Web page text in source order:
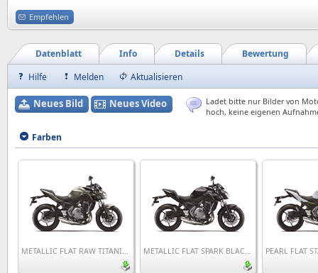
Empfehlen
Bewertung
Details
Info
Datenblatt
Hilfe
Melden Aktualisieren
Neues Bild Neues Video
Ladet bitte nur Bilder von
hoch, keine eigenen
Farben
METALLIC FLAT RAW TITANIUM / METALLIC SPARK BLACK METALLIC FLAT SPARK BLACK / METALLIC SPARK BLACK